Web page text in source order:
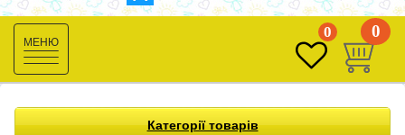
Toggle
navigation
0 0
Категорії товарів